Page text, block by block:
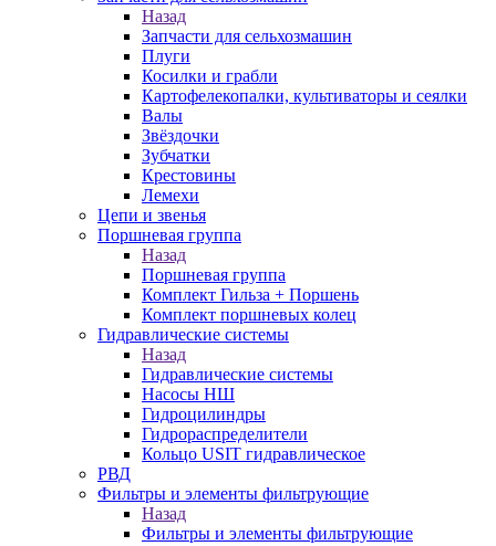
Назад
Запчасти для сельхозмашин
Плуги
Косилки и грабли
Картофелекопалки, культиваторы и сеялки
Валы
Звёздочки
Зубчатки
Крестовины
Лемехи
Цепи и звенья
Поршневая группа
Назад
Поршневая группа
Комплект Гильза + Поршень
Комплект поршневых колец
Гидравлические системы
Назад
Гидравлические системы
Насосы НШ
Гидроцилиндры
Гидрораспределители
Кольцо USIT гидравлическое
РВД
Фильтры и элементы фильтрующие
Назад
Фильтры и элементы фильтрующие